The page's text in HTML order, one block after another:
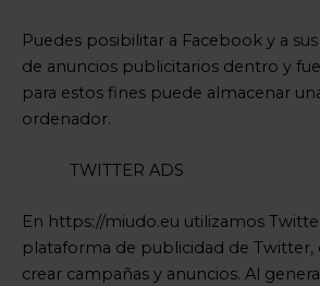
Puedes posibilitar a Facebook y a
de anuncios publicitarios dentro y
para estos fines puede almacenar
ordenador.
TWITTER ADS
En https://miudo.eu utilizamos
plataforma de publicidad de
crear campañas y anuncios. Al